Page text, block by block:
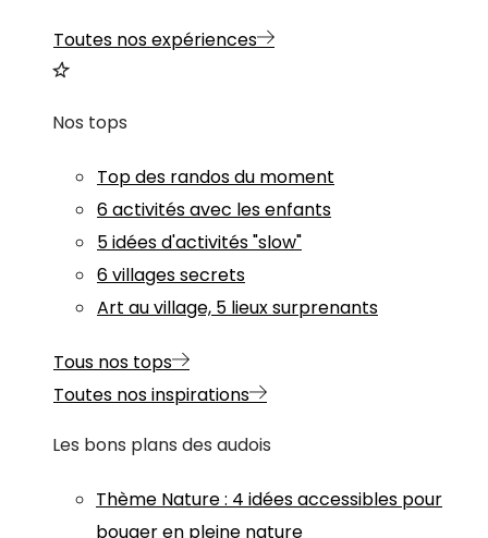
Toutes nos expériences
Nos tops
Top des randos du moment
6 activités avec les enfants
5 idées d'activités "slow"
6 villages secrets
Art au village, 5 lieux surprenants
Tous nos tops
Toutes nos inspirations
Les bons plans des audois
Thème Nature: 4 idées accessibles pour
bouger en pleine nature